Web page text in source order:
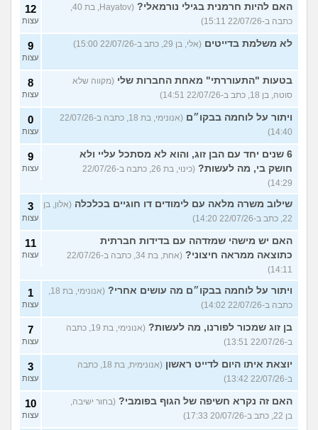
האם להיות חרמנית בגילי נורמאלי?
(Hayatov, בת 40,
כתבה ב-22/07/26 15:11)
12
עצות
לא משלמת בדייטים (אלי, בן 29, כתב ב-22/07/26 15:00) 9
עצות
בטעות "התעוררתי" מאחת החברות שלי (מקווה שלא
סוטה, בן 18, כתב ב-22/07/26 14:51)
8
עצות
ויתור על לוחמה בבקו״ם
(אנונימי, בת 18, כתבה ב-22/07/26
14:40)
0
עצות
6 שנים יחד עם הבן זוג, והוא לא מסתכל עליי ולא
חושק בי, מה לעשות?
(כינוי, בת 26, כתבה ב-22/07/26
14:29)
9
עצות
שילוב משרה מלאה עם לימודים דו חוגיים בכלכלה (אלון, בן
22, כתב ב-22/07/26 14:20)
3
עצות
האם יש מישהי שמזדהה עם בדידות חברתית
כתוצאה ממראה חיצוני?
(אחת, בת 34, כתבה ב-22/07/26
14:11)
11
עצות
ויתור על לוחמה בבקו״ם מה עושים אחרי?
(אנונימי, בת 18,
כתבה ב-22/07/26 14:02)
1
עצות
בן זוג שמכור לפורנו, מה לעשות?
(אנונימי, בת 19, כתבה
ב-22/07/26 13:51)
7
עצות
יוצאת איתו היום לדייט ראשון
(אנונימית, בת 18, כתבה
ב-22/07/26 13:42)
3
עצות
האם זה נקרא חשיפה של הגוף בפומבי? (בחור ישיבה,
בן 22, כתב ב-20/07/26 17:33)
10
עצות